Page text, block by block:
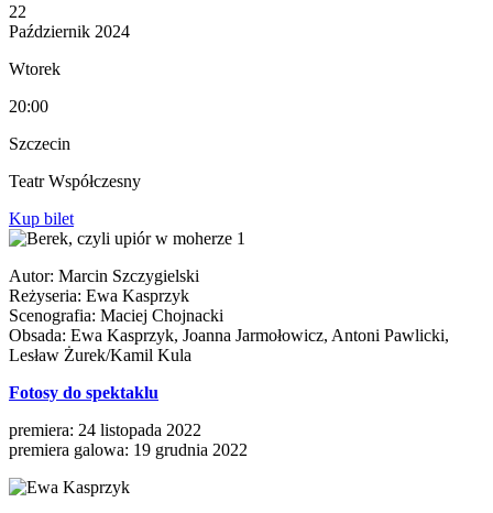
22
Październik 2024
Wtorek
20:00
Szczecin
Teatr Współczesny
Kup bilet
Autor: Marcin Szczygielski
Reżyseria: Ewa Kasprzyk
Scenografia: Maciej Chojnacki
Obsada: Ewa Kasprzyk, Joanna Jarmołowicz, Antoni Pawlicki,
Lesław Żurek/Kamil Kula
Fotosy do spektaklu
premiera: 24 listopada 2022
premiera galowa: 19 grudnia 2022